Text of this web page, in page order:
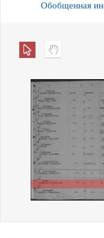
Обобщенная